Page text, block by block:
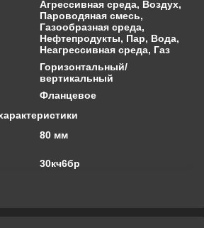
Агрессивная среда, Воздух,
Пароводяная смесь,
Газообразная среда,
Нефтепродукты, Пар, Вода,
Неагрессивная среда, Газ
Горизонтальный/
вертикальный
Фланцевое
80 мм
30кч6бр